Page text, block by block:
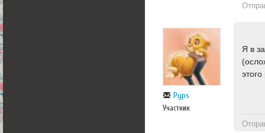
Pyps
Участник
Я в